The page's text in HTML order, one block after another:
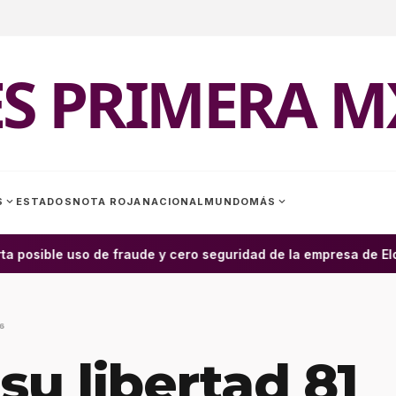
PRIMERA
expand_more ESTADOS NOTA ROJA NACIONAL MUNDOMÁS expand_more
uso de fraude y cero seguridad de la empresa de Elon